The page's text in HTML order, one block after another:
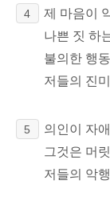
4
제 마음이
나쁜 짓 하
불의한 행
저들의 진
5
의인이 자
그것은 머
저들의 악